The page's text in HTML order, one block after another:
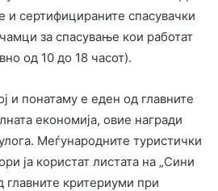
и сертифицираните спасувачки
за спасување кои работат
од 10 до 18 часот).
и понатаму е еден од главните
економија, овие награди
Меѓународните туристички
ја користат листата на „Сини
главните критериуми при